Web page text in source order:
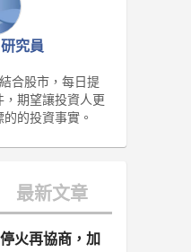
究員
合股市，每日提
期望讓投資人更
的投資事實。
火再協商，加